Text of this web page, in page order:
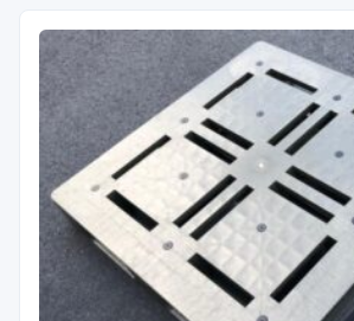
コンテナ
中古パレット
再生原料
梱包資材
イラン情勢まとめ
公式ブログ